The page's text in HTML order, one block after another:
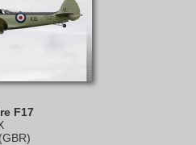
F17